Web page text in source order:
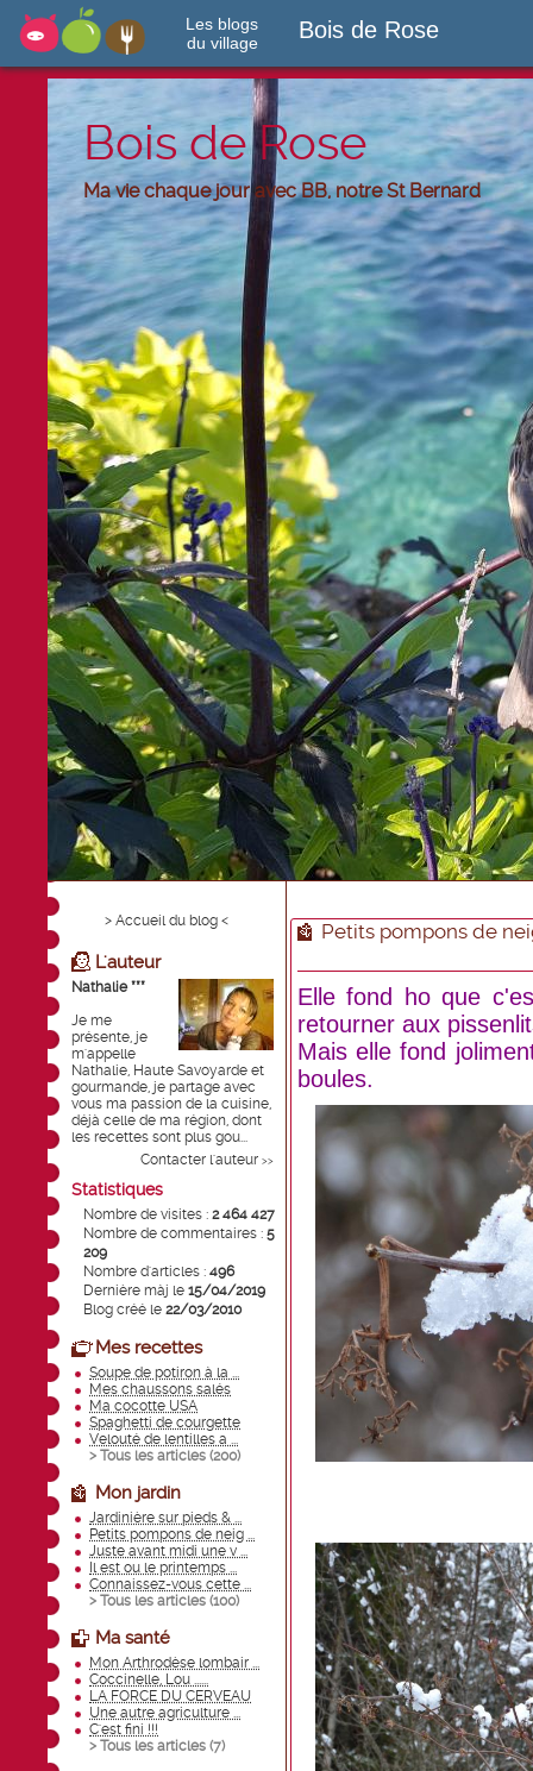
Les blogs
du village
Bois de Rose
Bois de Rose
Ma vie chaque jour avec BB, notre St Bernard
> Accueil du blog <
L'auteur
Nathalie ***
Je me
présente, je
m'appelle
Nathalie, Haute Savoyarde et
gourmande, je partage avec
vous ma passion de la cuisine,
déjà celle de ma région, dont
les recettes sont plus gou...
Contacter l'auteur >>
Statistiques
Nombre de visites : 2 464 427
Nombre de commentaires : 5
209
Nombre d'articles : 496
Dernière màj le 15/04/2019
Blog créé le 22/03/2010
Mes recettes
Soupe de potiron à la ...
Mes chaussons salés
Ma cocotte USA
Spaghetti de courgette
Velouté de lentilles a ...
> Tous les articles (200)
Mon jardin
Jardinière sur pieds & ...
Petits pompons de neig ...
Juste avant midi une v ...
Il est ou le printemps ...
Connaissez-vous cette ...
> Tous les articles (100)
Ma santé
Mon Arthrodèse lombair ...
Coccinelle, Lou ......
LA FORCE DU CERVEAU
Une autre agriculture ...
C'est fini !!!
> Tous les articles (7)
Petits pompons de
Elle fond ho que
retourner aux
Mais elle fond
boules.